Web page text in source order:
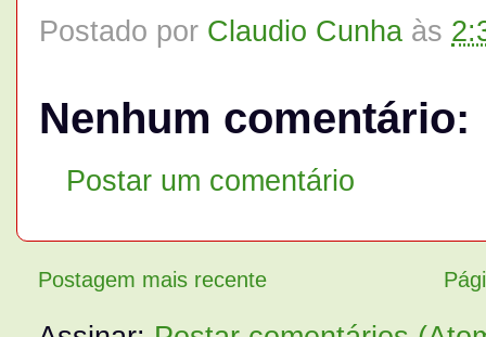
Postado por Claudio Cunha às
Nenhum comentário:
Postar um comentário
Postagem mais recente